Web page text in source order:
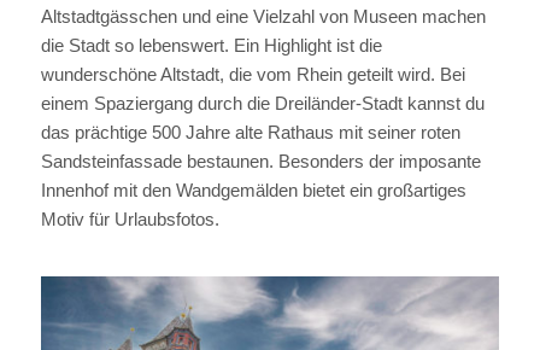
Altstadtgässchen und eine Vielzahl von Museen machen
die Stadt so lebenswert. Ein Highlight ist die
wunderschöne Altstadt, die vom Rhein geteilt wird. Bei
einem Spaziergang durch die Dreiländer-Stadt kannst du
das prächtige 500 Jahre alte Rathaus mit seiner roten
Sandsteinfassade bestaunen. Besonders der imposante
Innenhof mit den Wandgemälden bietet ein großartiges
Motiv für Urlaubsfotos.